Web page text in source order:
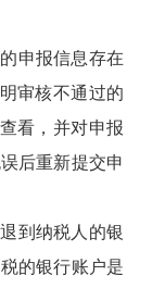
申报信息存在
审核不通过的
看，并对申报
后重新提交申
到纳税人的银
的银行账户是